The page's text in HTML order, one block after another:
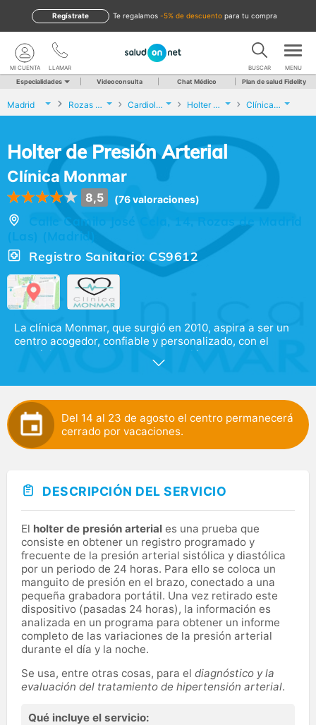
te regalamos -5% de descuento para tu compra
Regístrate
LLAMAR
MI CUENTA BUSCAR MENU
Especialidades Videoconsulta Chat Médico Plan de salud Fidelity
Madrid Rozas de Madrid (Las) Cardiología Holter de Presión Arterial Clínica Monmar
Holter de Presión Arterial
Clínica Monmar
8,5 (76 valoraciones)
Calle Camilo José Cela, 14, Rozas de Madrid
(Las) (Madrid)
Registro Sanitario: CS9612
La clínica Monmar, que surgió en 2010, aspira a ser un
centro acogedor, confiable y personalizado, con el
propósito de establecer una conexión cercana con los
pacientes. Nos esforzamos por tratar a cada paciente
Además de esta atención centrada en el paciente,
valoramos la innovación, la tecnología actualizada y la
formación continua de nuestros profesionales como
quienes combinan experiencia, preparación y un
lo profesional.
Del 14 al 23 de agosto el centro permanecerá
cerrado por vacaciones.
DESCRIPCIÓN DEL SERVICIO
El holter de presión arterial es una prueba que
consiste en obtener un registro programado y
frecuente de la presión arterial sistólica y diastólica
por un periodo de 24 horas. Para ello se coloca un
manguito de presión en el brazo, conectado a una
pequeña grabadora portátil. Una vez retirado este
dispositivo (pasadas 24 horas), la información es
analizada en un programa para obtener un informe
completo de las variaciones de la presión arterial
durante el día y la noche.
Se usa, entre otras cosas, para el diagnóstico y la
evaluación del tratamiento de hipertensión arterial.
Qué incluye el servicio: